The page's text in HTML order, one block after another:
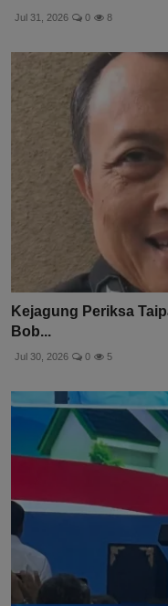
Jul 31, 2026 0 8
Kejagung Periksa
Bob...
Jul 30, 2026 0 5